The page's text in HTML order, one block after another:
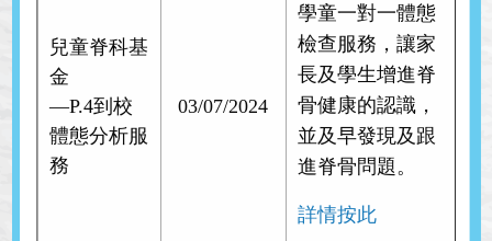
兒童脊科基
金
—P.4到校
體態分析服
務
03/07/2024
學童一對一體態
檢查服務，讓家
長及學生增進脊
骨健康的認識，
並及早發現及跟
進脊骨問題。
詳情按此